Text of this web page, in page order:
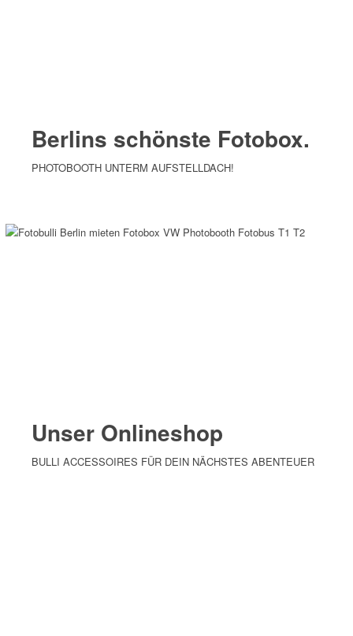
Berlins schönste Fotobox.
PHOTOBOOTH UNTERM AUFSTELLDACH!
Unser Onlineshop
BULLI ACCESSOIRES FÜR DEIN NÄCHSTES ABENTEUER